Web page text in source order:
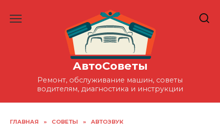
АвтоСоветы
Ремонт, обслуживание машин, советы
водителям, диагностика и инструкции
ГЛАВНАЯ » СОВЕТЫ » АВТОЗВУК